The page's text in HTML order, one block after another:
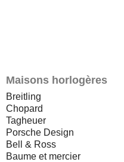
Maisons horlogères
Breitling
Chopard
Tagheuer
Porsche Design
Bell & Ross
Baume et mercier